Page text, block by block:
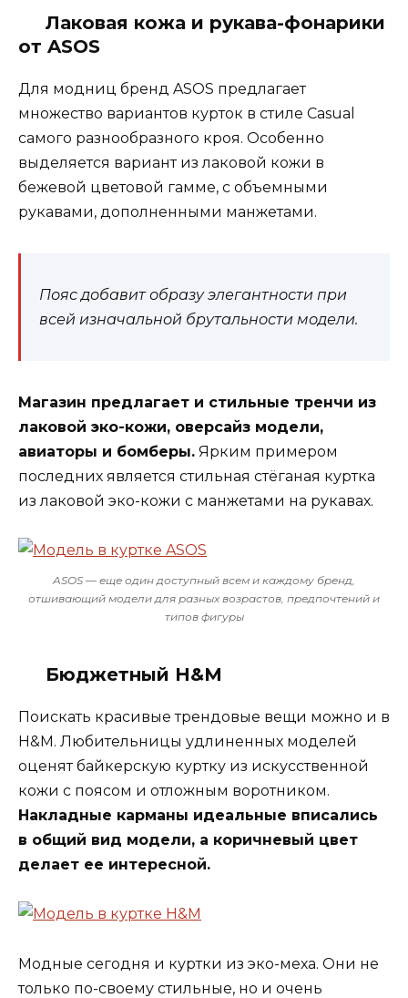
Лаковая кожа и рукава-фонарики
от ASOS
Для модниц бренд ASOS предлагает
множество вариантов курток в стиле Casual
самого разнообразного кроя. Особенно
выделяется вариант из лаковой кожи в
бежевой цветовой гамме, с объемными
рукавами, дополненными манжетами.
Пояс добавит образу элегантности при
всей изначальной брутальности модели.
Магазин предлагает и стильные тренчи из
лаковой эко-кожи, оверсайз модели,
авиаторы и бомберы. Ярким примером
последних является стильная стёганая куртка
из лаковой эко-кожи с манжетами на рукавах.
ASOS — еще один доступный всем и каждому бренд,
отшивающий модели для разных возрастов, предпочтений и
типов фигуры
Бюджетный H&M
Поискать красивые трендовые вещи можно и в
H&M. Любительницы удлиненных моделей
оценят байкерскую куртку из искусственной
кожи с поясом и отложным воротником.
Накладные карманы идеальные вписались
в общий вид модели, а коричневый цвет
делает ее интересной.
Модные сегодня и куртки из эко-меха. Они не
только по-своему стильные, но и очень